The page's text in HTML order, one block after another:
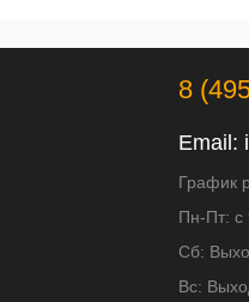
8
Email:
График
Пн-Пт: с
Сб:
Вс: